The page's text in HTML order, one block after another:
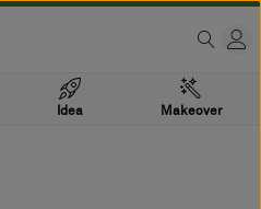
Idea Makeover